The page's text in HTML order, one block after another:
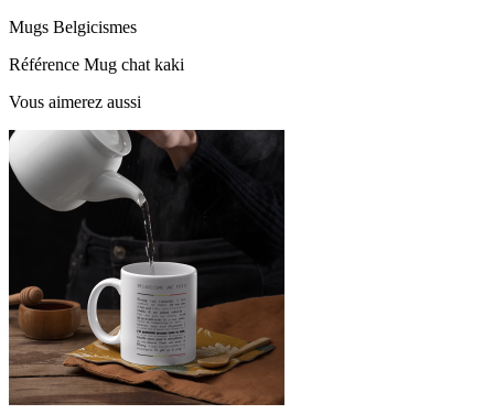
Mugs Belgicismes
Référence Mug chat kaki
Vous aimerez aussi